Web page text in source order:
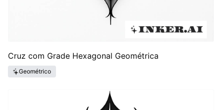
Cruz com Grade Hexagonal Geométrica
Geométrico